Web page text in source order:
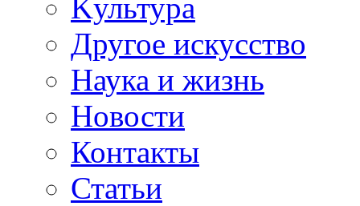
Kультура
Другое искусство
Наука и жизнь
Новости
Контакты
Статьи